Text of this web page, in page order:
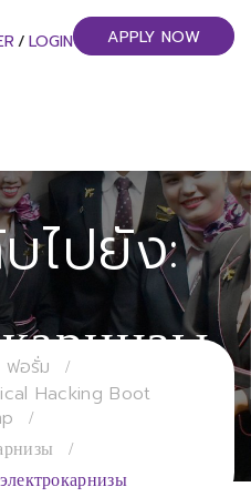
/ LOGIN APPLY NOW
ไปยัง:
ตสาหกรรมบริการ
ภัฏสวนสุนันทา
ฟอรั่ม
Hacking Boot